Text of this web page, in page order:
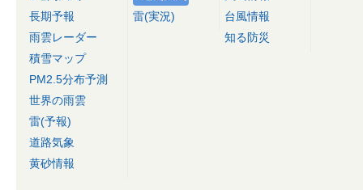
長期予報
雨雲レーダー
積雪マップ
PM2.5分布予測
世界の雨雲
雷(予報)
道路気象
黄砂情報
雷(実況)
台風情報
知る防災